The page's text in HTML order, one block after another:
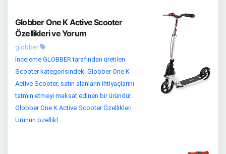
Globber One K Active Scooter
Özellikleri ve Yorum
globber
İnceleme GLOBBER tarafından üretilen
Scooter kategorisindeki Globber One K
Active Scooter, satın alanların ihtiyaçlarını
tatmin etmeyi maksat edinen bir üründür.
Globber One K Active Scooter Özellikleri
Ürünün özellikl...